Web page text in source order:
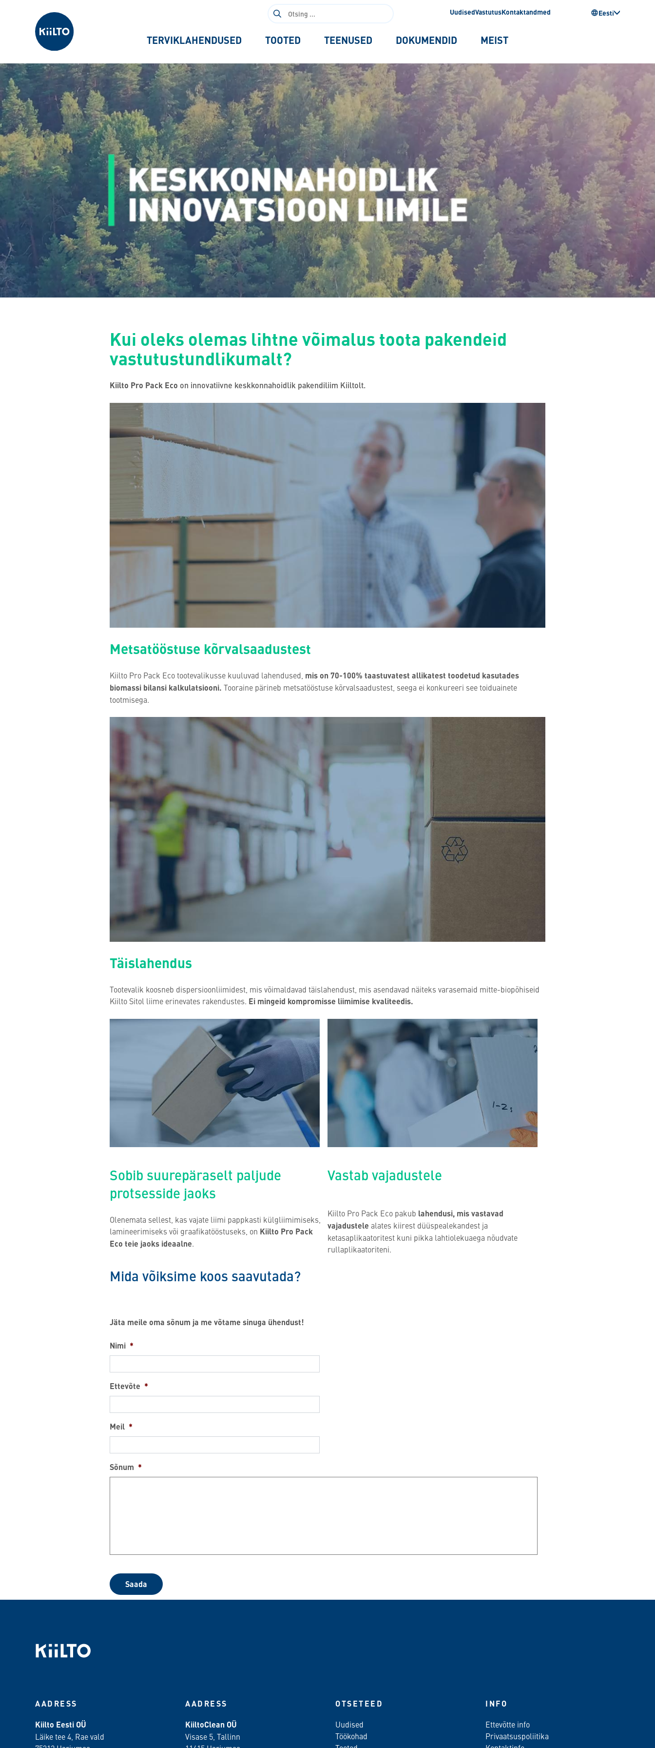
Kiilto Estonia Otsi: UudisedVastutusKontaktandmed Eesti
TERVIKLAHENDUSED TOOTED TEENUSED DOKUMENDID MEIST
Kui oleks olemas lihtne võimalus toota pakendeid
vastutustundlikumalt?
Kiilto Pro Pack Eco on innovatiivne keskkonnahoidlik pakendiliim Kiiltolt.
Metsatööstuse kõrvalsaadustest
Kiilto Pro Pack Eco tootevalikusse kuuluvad lahendused, mis on 70-100% taastuvatest allikatest toodetud kasutades
biomassi bilansi kalkulatsiooni. Tooraine pärineb metsatööstuse kõrvalsaadustest, seega ei konkureeri see toiduainete
tootmisega.
Täislahendus
Tootevalik koosneb dispersioonliimidest, mis võimaldavad täislahendust, mis asendavad näiteks varasemaid mitte-biopõhiseid
Kiilto Sitol liime erinevates rakendustes. Ei mingeid kompromisse liimimise kvaliteedis.
Sobib suurepäraselt paljude
protsesside jaoks
Olenemata sellest, kas vajate liimi pappkasti külgliimimiseks,
lamineerimiseks või graafikatööstuseks, on Kiilto Pro Pack
Eco teie jaoks ideaalne.
Vastab vajadustele
Kiilto Pro Pack Eco pakub lahendusi, mis vastavad
vajadustele alates kiirest düüspealekandest ja
ketasaplikaatoritest kuni pikka lahtiolekuaega nõudvate
rullaplikaatoriteni.
Mida võiksime koos saavutada?
Jäta meile oma sõnum ja me võtame sinuga ühendust!
Nimi *
Ettevõte *
Meil *
Sõnum *
Saada
AADRESS
Kiilto Eesti OÜ
Läike tee 4, Rae vald
AADRESS
KiiltoClean OÜ
Visase 5, Tallinn
OTSETEED
Uudised
Töökohad
INFO
Ettevõtte info
Privaatsuspoliitika